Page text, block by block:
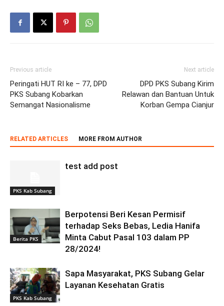
Previous article
Peringati HUT RI ke – 77, DPD
PKS Subang Kobarkan
Semangat Nasionalisme
Next article
DPD PKS Subang Kirim
Relawan dan Bantuan Untuk
Korban Gempa Cianjur
RELATED ARTICLES MORE FROM AUTHOR
PKS Kab Subang
test add post
Berita PKS
Berpotensi Beri Kesan Permisif
terhadap Seks Bebas, Ledia Hanifa
Minta Cabut Pasal 103 dalam PP
28/2024!
PKS Kab Subang
Sapa Masyarakat, PKS Subang Gelar
Layanan Kesehatan Gratis